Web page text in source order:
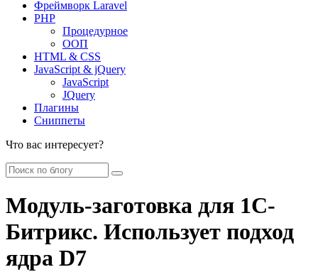
Фреймворк Laravel
PHP
Процедурное
ООП
HTML & CSS
JavaScript & jQuery
JavaScript
JQuery
Плагины
Сниппеты
Что вас интересует?
Модуль-заготовка для 1С-
Битрикс. Использует подход
ядра D7